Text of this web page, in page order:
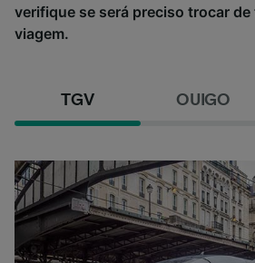
verifique se será preciso trocar de
viagem.
TGV OUIGO